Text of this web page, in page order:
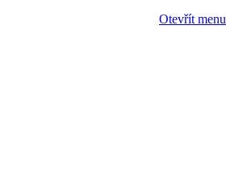
Otevřít menu